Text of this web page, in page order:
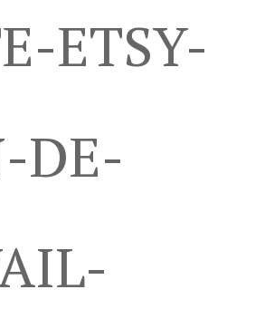
ETSY-
DE-